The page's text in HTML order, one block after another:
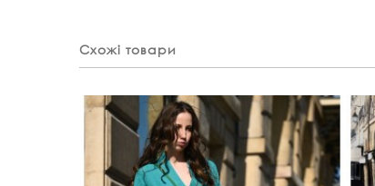
Схожі товари